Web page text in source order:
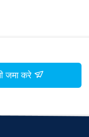
जमा करे